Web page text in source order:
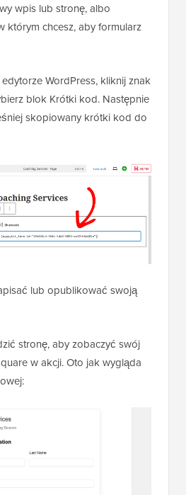
wpis lub stronę, albo
którym chcesz, aby formularz
WordPress, kliknij znak
blok Krótki kod. Następnie
skopiowany krótki kod do
lub opublikować swoją
stronę, aby zobaczyć swój
w akcji. Oto jak wygląda